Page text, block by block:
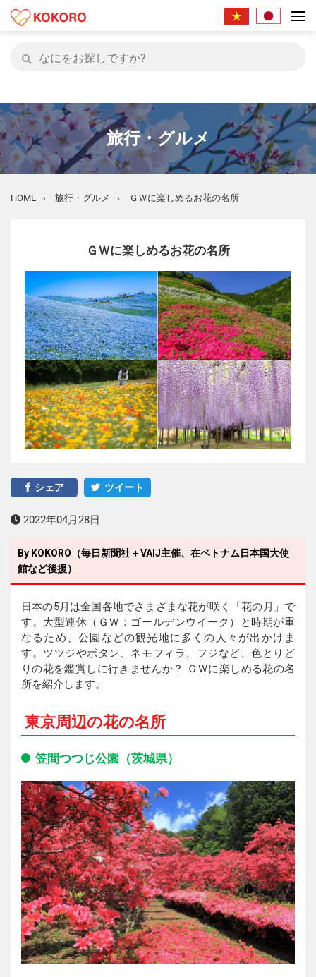
旅行・グルメ
HOME › 旅行・グルメ › ＧＷに楽しめるお花の名所
ＧＷに楽しめるお花の名所
シェア ツイート
2022年04月28日
By KOKORO（毎日新聞社＋VAIJ主催、在ベトナム日本国大使
館など後援）
日本の5月は全国各地でさまざまな花が咲く「花の月」で
す。大型連休（ＧＷ：ゴールデンウイーク）と時期が重
なるため、公園などの観光地に多くの人々が出かけま
す。ツツジやボタン、ネモフィラ、フジなど、色とりど
りの花を鑑賞しに行きませんか？ ＧＷに楽しめる花の名
所を紹介します。
東京周辺の花の名所
笠間つつじ公園（茨城県）